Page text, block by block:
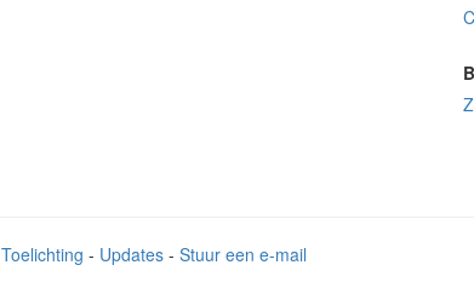
Toelichting - Updates- Stuur een e-mail